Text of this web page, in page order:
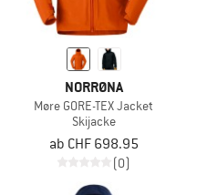
NORRØNA
Møre GORE-TEX Jacket
Skijacke
ab CHF 698.95
(0)